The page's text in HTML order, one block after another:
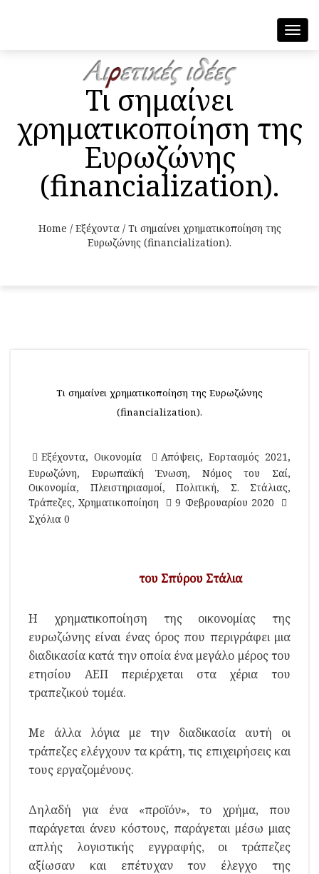
Τι σημαίνει
χρηματικοποίηση της
Ευρωζώνης
(financialization).
Home / Εξέχοντα / Τι σημαίνει χρηματικοποίηση της
Ευρωζώνης (financialization).
Τι σημαίνει χρηματικοποίηση της Ευρωζώνης
(financialization).
Εξέχοντα,Οικονομία Απόψεις, Εορτασμός 2021,
Ευρωζώνη, Ευρωπαϊκή Ένωση, Νόμος του Σαί,
Οικονομία, Πλειστηριασμοί, Πολιτική, Σ. Στάλιας,
Τράπεζες,Χρηματικοποίηση
9 Φεβρουαρίου 2020
Σχόλια 0
του Σπύρου Στάλια
H χρηματικοποίηση της οικονομίας της
ευρωζώνης είναι ένας όρος που περιγράφει μια
διαδικασία κατά την οποία ένα μεγάλο μέρος του
ετησίου ΑΕΠ περιέρχεται στα χέρια του
τραπεζικού τομέα.
Με άλλα λόγια με την διαδικασία αυτή οι
τράπεζες ελέγχουν τα κράτη, τις επιχειρήσεις και
τους εργαζομένους.
Δηλαδή για ένα «προϊόν», το χρήμα, που
παράγεται άνευ κόστους, παράγεται μέσω μιας
απλής λογιστικής εγγραφής, οι τράπεζες
αξίωσαν και επέτυχαν τον έλεγχο της